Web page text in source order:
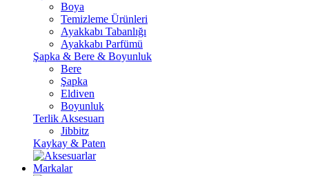
Boya
Temizleme Ürünleri
Ayakkabı Tabanlığı
Ayakkabı Parfümü
Şapka & Bere & Boyunluk
Bere
Şapka
Eldiven
Boyunluk
Terlik Aksesuarı
Jibbitz
Kaykay & Paten
Markalar